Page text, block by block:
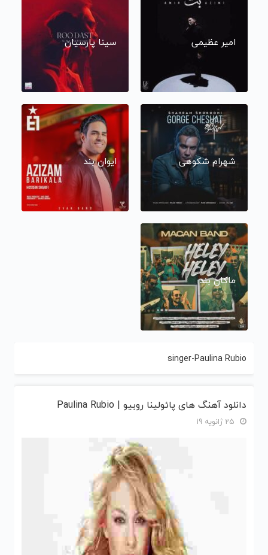
امیر عظیمی سینا پارسیان
شهرام شکوهی ایوان بند
ماکان بند
singer-Paulina Rubio
دانلود آهنگ های پائولینا روبیو | Paulina Rubio